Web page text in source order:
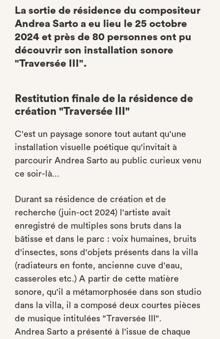
La sortie de résidence du compositeur
Andrea Sarto a eu lieu le 25 octobre
2024 et près de 80 personnes ont pu
découvrir son installation sonore
"Traversée III".
Restitution finale de la résidence de
création "Traversée III"
C'est un paysage sonore tout autant qu'une
installation visuelle poétique qu'invitait à
parcourir Andrea Sarto au public curieux venu
ce soir-là...
Durant sa résidence de création et de
recherche (juin-oct 2024) l'artiste avait
enregistré de multiples sons bruts dans la
bâtisse et dans le parc : voix humaines, bruits
d'insectes, sons d'objets présents dans la villa
(radiateurs en fonte, ancienne cuve d'eau,
casseroles etc.) A partir de cette matière
sonore, qu'il a métamorphosée dans son studio
dans la villa, il a composé deux courtes pièces
de musique intitulées "Traversée III".
Andrea Sarto a présenté à l'issue de chaque